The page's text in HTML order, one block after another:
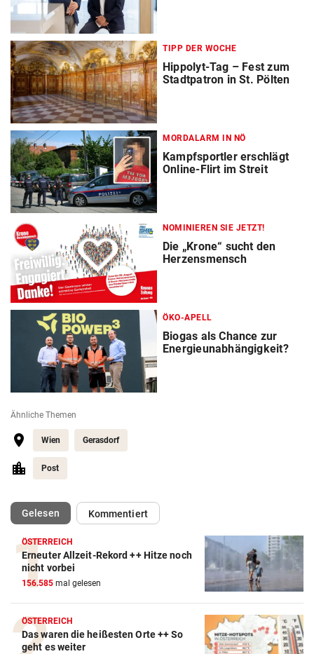
TIPP DER WOCHE
Hippolyt-Tag – Fest zum
Stadtpatron in St. Pölten
MORDALARM IN NÖ
Kampfsportler erschlägt
Online-Flirt im Streit
NOMINIEREN SIE JETZT!
Die „Krone“ sucht den
Herzensmensch
ÖKO-APELL
Biogas als Chance zur
Energieunabhängigkeit?
Ähnliche Themen
Wien Gerasdorf
Post
Gelesen(ausgewählt)Kommentiert
ÖSTERREICH
Erneuter Allzeit-Rekord ++ Hitze noch
nicht vorbei
156.585 mal gelesen
ÖSTERREICH
Das waren die heißesten Orte ++ So
geht es weiter